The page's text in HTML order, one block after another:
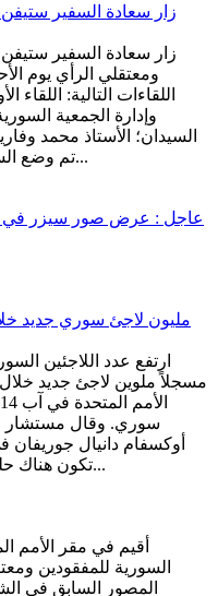
زار سعادة السفير
زار سعادة السفير
اللقاءات التالية:
وإدارة الجمعية
السيدان؛ الأستاذ محمد
تم وضع السفير في آخر مستجدات عمل الجمعية...
عاجل : عرض صور سيزر في
ارتفع عدد اللاجئين
مسجلاً ملوين لاجئ جديد خلال
سوري. وقال مستشار
أوكسفام دانيال
تكون هناك حلول للأزمة في سوريا، تتمثل في سلام...
أقيم في مقر الأمم
السورية للمفقودين
المصور السابق في